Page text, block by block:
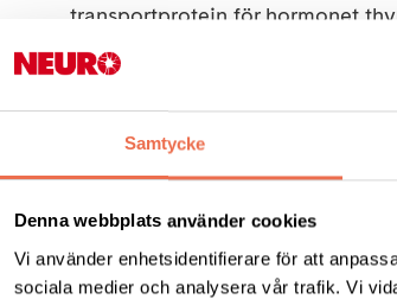
Samtycke
Denna webbplats använder cookies
Vi använder enhetsidentifierare för att
sociala medier och analysera vår trafik. Vi
transportprotein för hormonet
par dagar. TTR kan dock vecka
felveckade TTR-strukturer för att
tid i olika organ vilket ger
Läs hela